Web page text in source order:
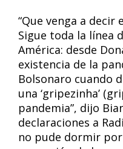
“Que venga a decir
Sigue toda la línea
América: desde
existencia de la
Bolsonaro cuando
una ‘gripezinha’
pandemia”, dijo
declaraciones a
no pude dormir